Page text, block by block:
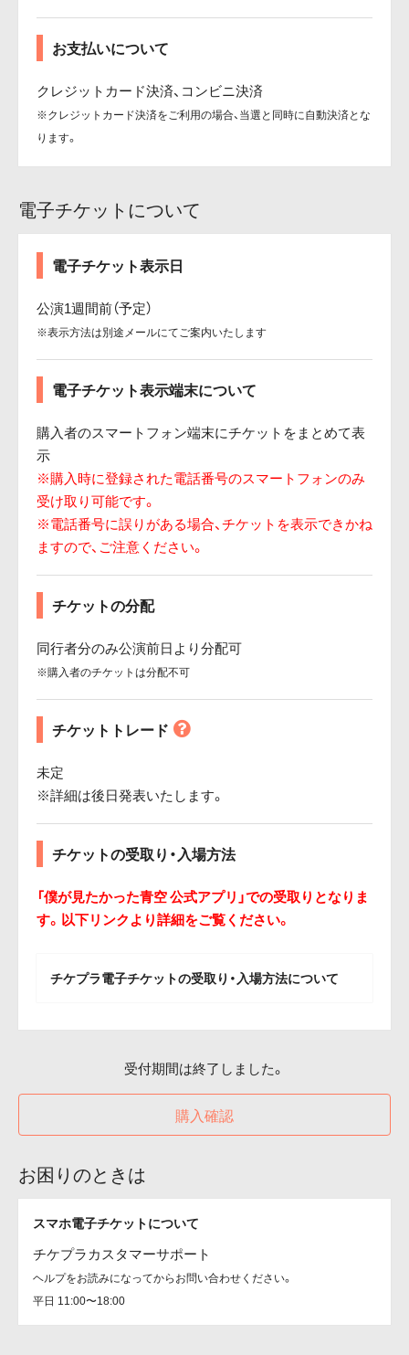
お支払いについて
クレジットカード決済、コンビニ決済
※クレジットカード決済をご利用の場合、当選と同時に自動決済とな
ります。
電子チケットについて
電子チケット表示日
公演1週間前（予定）
※表示方法は別途メールにてご案内いたします
電子チケット表示端末について
購入者のスマートフォン端末にチケットをまとめて表
示
※購入時に登録された電話番号のスマートフォンのみ
受け取り可能です。
※電話番号に誤りがある場合、チケットを表示できかね
ますので、ご注意ください。
チケットの分配
同行者分のみ公演前日より分配可
※購入者のチケットは分配不可
チケットトレード
未定
※詳細は後日発表いたします。
チケットの受取り・入場方法
「僕が見たかった青空 公式アプリ」での受取りとなりま
す。以下リンクより詳細をご覧ください。
チケプラ電子チケットの受取り・入場方法について
受付期間は終了しました。
購入確認
お困りのときは
スマホ電子チケットについて
チケプラカスタマーサポート
ヘルプをお読みになってからお問い合わせください。
平日 11:00〜18:00